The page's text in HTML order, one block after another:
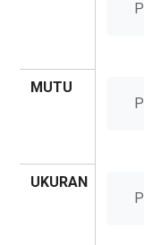
MUTU
UKURAN